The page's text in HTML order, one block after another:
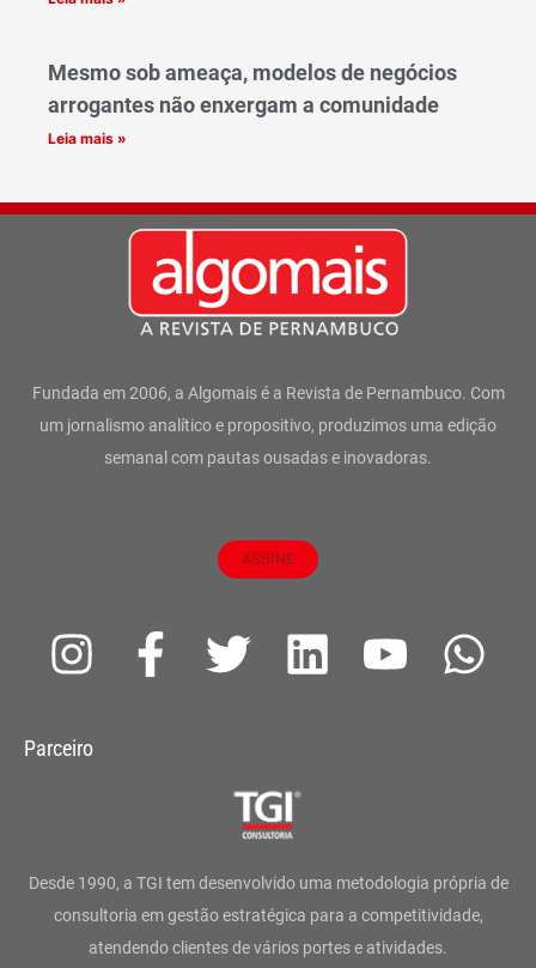
Mesmo sob ameaça, modelos de negócios
arrogantes não enxergam a comunidade
Leia mais »
Fundada em 2006, a Algomais é a Revista de Pernambuco. Com
um jornalismo analítico e propositivo, produzimos uma edição
semanal com pautas ousadas e inovadoras.
ASSINE
I
s
g
r
F
a
o
o
T
t
e
r
L
d
i
Y
b
e
W
a
p
Parceiro
Desde 1990, a TGI tem desenvolvido uma metodologia própria de
consultoria em gestão estratégica para a competitividade,
atendendo clientes de vários portes e atividades.